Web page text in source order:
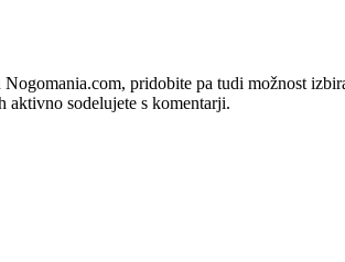
pridobite pa tudi možnost
aktivno sodelujete s komentarji.